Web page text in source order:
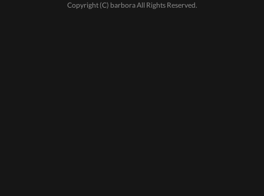
Copyright (C) barbora All Rights Reserved.